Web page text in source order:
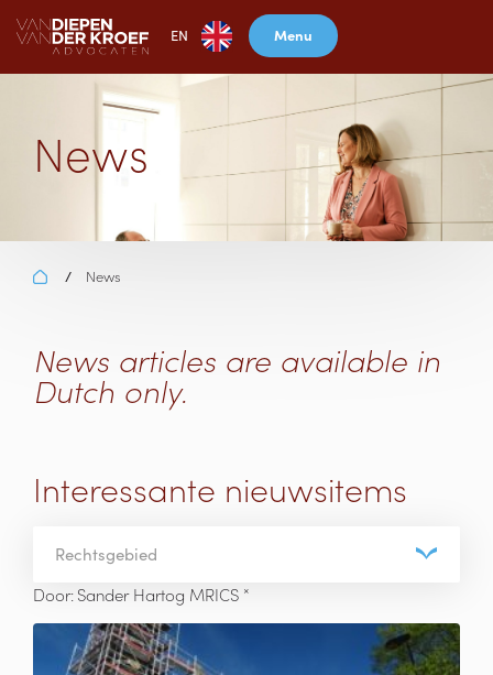
EN Menu
News
/ News
News articles are available in
Dutch only.
Interessante nieuwsitems
Rechtsgebied
Door:Sander Hartog MRICS ×